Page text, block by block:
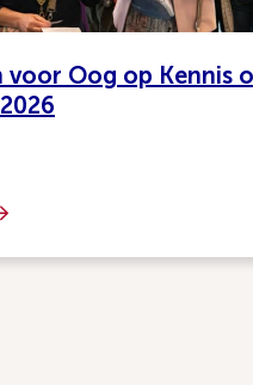
voor Oog op Kennis